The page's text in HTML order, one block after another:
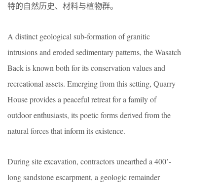
特的自然历史、材料与植物群。
A distinct geological sub-formation of granitic
intrusions and eroded sedimentary patterns, the Wasatch
Back is known both for its conservation values and
recreational assets. Emerging from this setting, Quarry
House provides a peaceful retreat for a family of
outdoor enthusiasts, its poetic forms derived from the
natural forces that inform its existence.
During site excavation, contractors unearthed a 400’-
long sandstone escarpment, a geologic remainder